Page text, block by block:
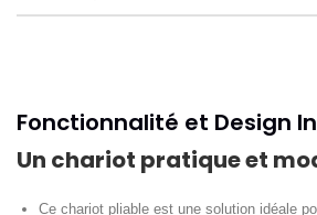
Fonctionnalité et Design
Un chariot pratique et
Ce chariot pliable est une solution idéale